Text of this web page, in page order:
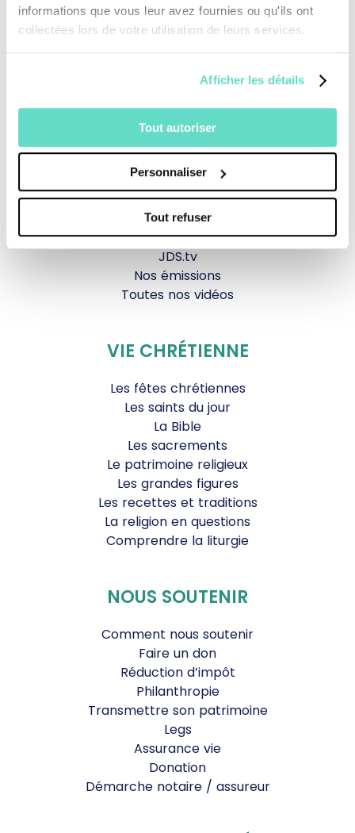
informations que vous leur avez fournies ou qu'ils ont
collectées lors de votre utilisation de leurs services.
Afficher les détails
Tout autoriser
Personnaliser
Tout refuser
Revoir la messe du 02 août 2026
TOUS NOS PROGRAMMES
La messe
Magazine Le Jour du Seigneur
Parole Inattendue
Tous Frères
Générations Laudato Si’
Agenda Culturel
JDS.tv
Nos émissions
Toutes nos vidéos
VIE CHRÉTIENNE
Les fêtes chrétiennes
Les saints du jour
La Bible
Les sacrements
Le patrimoine religieux
Les grandes figures
Les recettes et traditions
La religion en questions
Comprendre la liturgie
NOUS SOUTENIR
Comment nous soutenir
Faire un don
Réduction d’impôt
Philanthropie
Transmettre son patrimoine
Legs
Assurance vie
Donation
Démarche notaire / assureur